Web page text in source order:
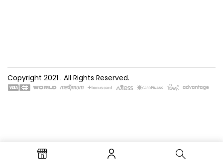
Copyright 2021 . All Rights Reserved.